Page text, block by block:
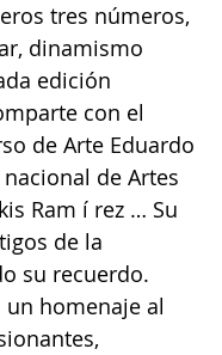
tres números,
dinamismo
edición
con el
de Arte Eduardo
de Artes
Ram í rez … Su
de la
su recuerdo.
un homenaje al